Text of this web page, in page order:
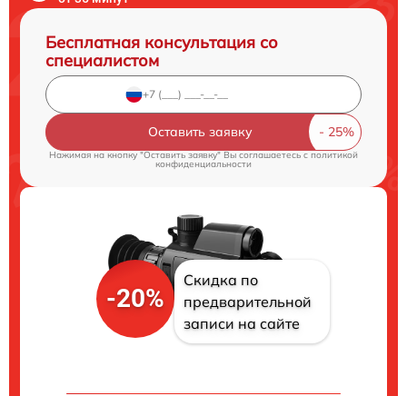
Бесплатная консультация со
специалистом
Оставить заявку
Нажимая на кнопку "Оставить заявку" Вы соглашаетесь cполитикой
конфиденциальности
-20%
Скидка по
предварительной
записи на сайте